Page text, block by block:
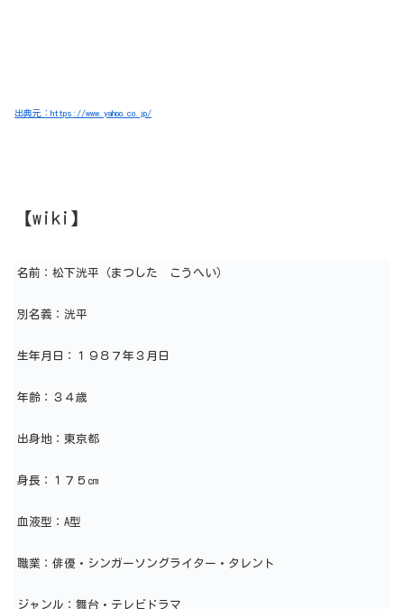
出典元：https://www.yahoo.co.jp/
【wiki】
名前：松下洸平（まつした こうへい）
別名義：洸平
生年月日：１９８７年３月日
年齢：３４歳
出身地：東京都
身長：１７５㎝
血液型：A型
職業：俳優・シンガーソングライター・タレント
ジャンル：舞台・テレビドラマ